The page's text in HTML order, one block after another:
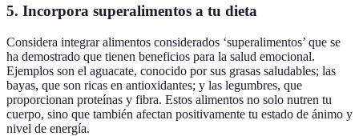
5. Incorpora superalimentos a tu dieta
Considera integrar alimentos considerados ‘superalimentos’ que se
ha demostrado que tienen beneficios para la salud emocional.
Ejemplos son el aguacate, conocido por sus grasas saludables; las
bayas, que son ricas en antioxidantes; y las legumbres, que
proporcionan proteínas y fibra. Estos alimentos no solo nutren tu
cuerpo, sino que también afectan positivamente tu estado de ánimo y
nivel de energía.